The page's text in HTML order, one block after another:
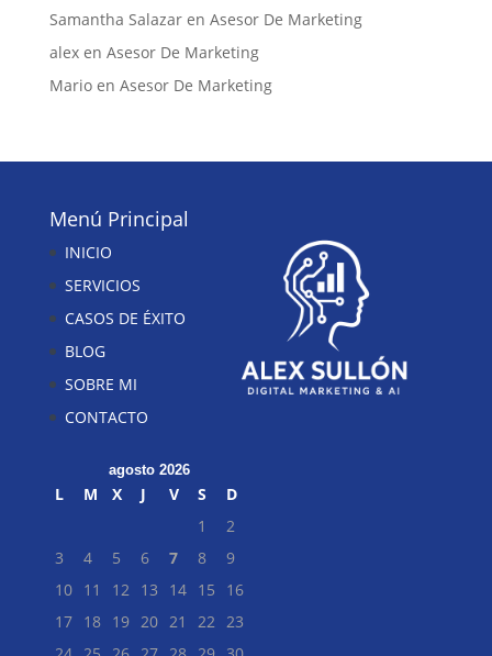
Samantha Salazaren Asesor De Marketing
alexen Asesor De Marketing
Marioen Asesor De Marketing
Menú Principal
INICIO
SERVICIOS
CASOS DE ÉXITO
BLOG
SOBRE MI
CONTACTO
agosto 2026
L M X J V S
D
1
2
3
4 5 6 7 8
9
10 11 12 13 14 15
16
17 18 19 20 21 22 23